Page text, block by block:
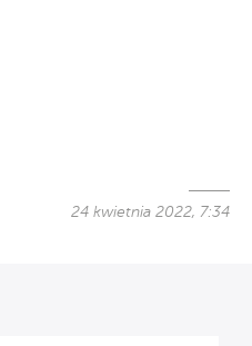
24 kwietnia 2022, 7:34